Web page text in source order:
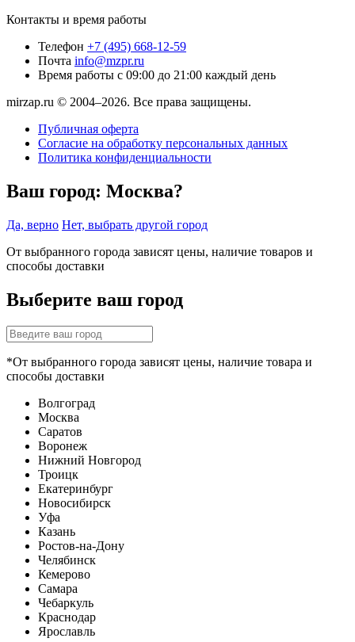
Контакты и время работы
Телефон +7 (495) 668-12-59
Почта info@mzpr.ru
Время работы с 09:00 до 21:00 каждый день
mirzap.ru © 2004–2026. Все права защищены.
Публичная оферта
Согласие на обработку персональных данных
Политика конфиденциальности
Ваш город: Москва?
Да, верно Нет, выбрать другой город
От выбранного города зависят цены, наличие товаров и
способы доставки
Выберите ваш город
*От выбранного города зависят цены, наличие товара и
способы доставки
Волгоград
Москва
Саратов
Воронеж
Нижний Новгород
Троицк
Екатеринбург
Новосибирск
Уфа
Казань
Ростов-на-Дону
Челябинск
Кемерово
Самара
Чебаркуль
Краснодар
Ярославль